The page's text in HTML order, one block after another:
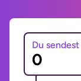
Du sendest